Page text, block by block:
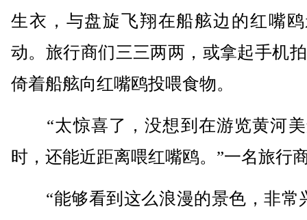
生衣，与盘旋飞翔在船舷边的红嘴
动。旅行商们三三两两，或拿起手机
倚着船舷向红嘴鸥投喂食物。
“太惊喜了，没想到在游览黄河美
时，还能近距离喂红嘴鸥。”一名旅行
“能够看到这么浪漫的景色，非常